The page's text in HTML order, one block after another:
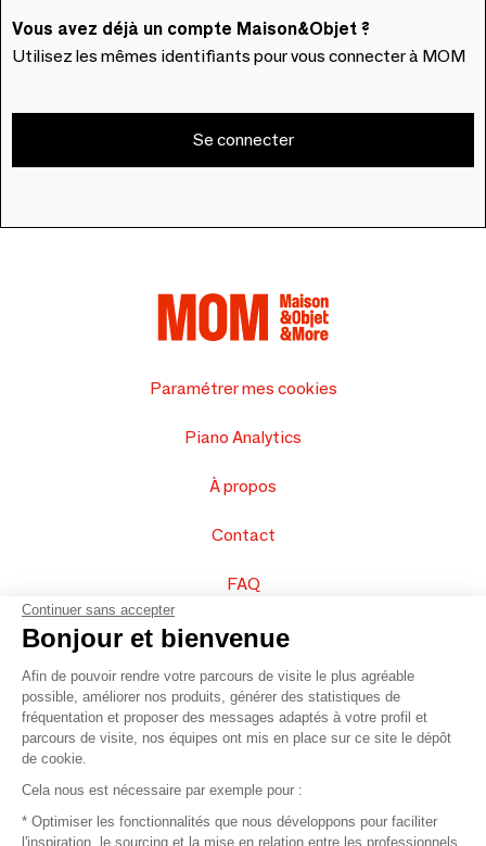
Vous avez déjà un compte Maison&Objet ?
Utilisez les mêmes identifiants pour vous connecter à MOM
Se connecter
Paramétrer mes cookies
Piano Analytics
À propos
Contact
FAQ
Vendez vos produits
Plan du site
© 2016 –Organisation SAFI
Recrutement
Continuer sans accepter
Bonjour et bienvenue
Afin de pouvoir rendre votre parcours de visite le plus agréable
possible, améliorer nos produits, générer des statistiques de
fréquentation et proposer des messages adaptés à votre profil et
parcours de visite, nos équipes ont mis en place sur ce site le dépôt
de cookie.
Cela nous est nécessaire par exemple pour :
* Optimiser les fonctionnalités que nous développons pour faciliter
l'inspiration, le sourcing et la mise en relation entre les professionnels